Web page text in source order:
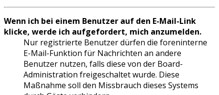
Wenn ich bei einem Benutzer auf den E-Mail-Link
klicke, werde ich aufgefordert, mich anzumelden.
Nur registrierte Benutzer dürfen die foreninterne
E-Mail-Funktion für Nachrichten an andere
Benutzer nutzen, falls diese von der Board-
Administration freigeschaltet wurde. Diese
Maßnahme soll den Missbrauch dieses Systems